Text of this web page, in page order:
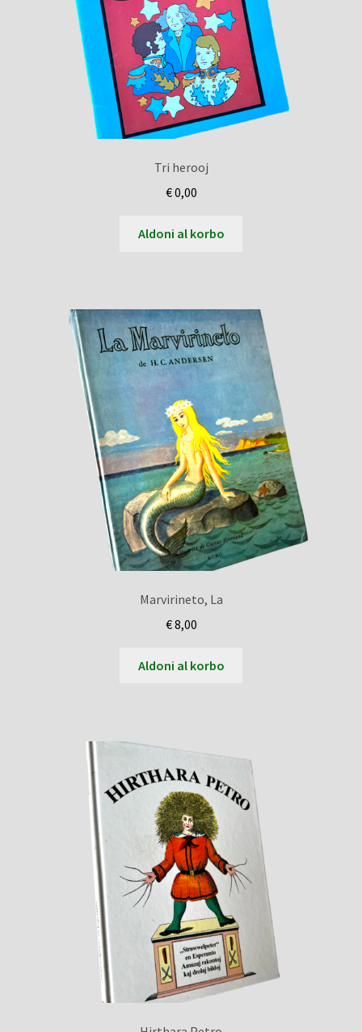
Tri herooj
€0,00
Aldoni al korbo
Marvirineto, La
€8,00
Aldoni al korbo